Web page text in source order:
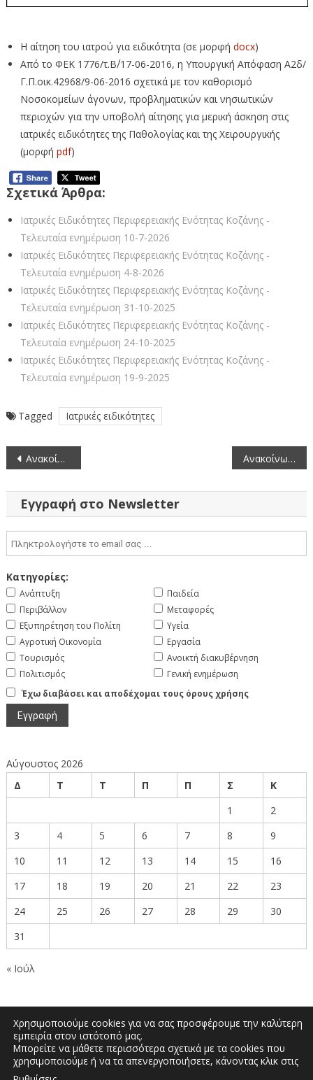
Η αίτηση του ιατρού για ειδικότητα (σε μορφή docx)
Από το ΦΕΚ 1776/τ.Β΄/17-06-2016, η Υπουργική Απόφαση Α2δ/
Γ.Π.οικ.42968/9-06-2016 σχετικά με τον καθορισμό
Νοσοκομείων άγονων, προβληματικών και νησιωτικών
περιοχών για την υποβολή αίτησης για μερική άσκηση στις
ιατρικές ειδικότητες της Παθολογίας και της Χειρουργικής
(μορφή pdf)
Σχετικά Άρθρα:
Ιατρικές Ειδικότητες Περιφερειακής Ενότητας Κοζάνης -
Τελευταία ενημέρωση 10-7-2026
Ιατρικές Ειδικότητες Περιφερειακής Ενότητας Κοζάνης -
Τελευταία ενημέρωση 4-8-2026
Ιατρικές Ειδικότητες Περιφερειακής Ενότητας Κοζάνης -
Τελευταία ενημέρωση 31-10-2025
Ιατρικές Ειδικότητες Περιφερειακής Ενότητας Κοζάνης -
Τελευταία ενημέρωση 24-10-2025
Ιατρικές Ειδικότητες Περιφερειακής Ενότητας Κοζάνης -
Τελευταία ενημέρωση 19-9-2025
Tagged Ιατρικές ειδικότητες
Πλοήγηση
άρθρων
Ανακοίνωση προκήρυξης θέσης στον Ευρωπαϊκό Οργανισμό για την Ασφάλεια στη Θάλασσα (EMSA) (25-6-2026) Ανακοίνωση πλήρωσης θέσεων των Προϊσταμένων της ΓΔΓΧΚ και της ΓΔ ΨΗΦΥΣ (26-6-2026)
Εγγραφή στο Newsletter
Κατηγορίες:
Ανάπτυξη
Περιβάλλον
Εξυπηρέτηση του Πολίτη
Αγροτική Οικονομία
Τουρισμός
Πολιτισμός
Παιδεία
Μεταφορές
Υγεία
Εργασία
Ανοικτή διακυβέρνηση
Γενική ενημέρωση
Έχω διαβάσει και αποδέχομαι τους όρους χρήσης
Αύγουστος 2026
Δ
Τ Τ Π Π Σ
Κ
1
2
3
4 5 6 7 8
9
10
11 12 13 14 15
16
17
18 19 20 21 22
23
24
25 26 27 28 29
30
31
« Ιούλ
Δημοκρατίας 27, Κοζάνη 50100 | Τηλέφωνο:
2461351590 | Email: info.kozani@pdm.gov.gr
Χρησιμοποιούμε cookies για να σας προσφέρουμε την καλύτερη
εμπειρία στον ιστότοπό μας.
Μπορείτε να μάθετε περισσότερα σχετικά με τα cookies που
χρησιμοποιούμε ή να τα απενεργοποιήσετε, κάνοντας κλικ στις